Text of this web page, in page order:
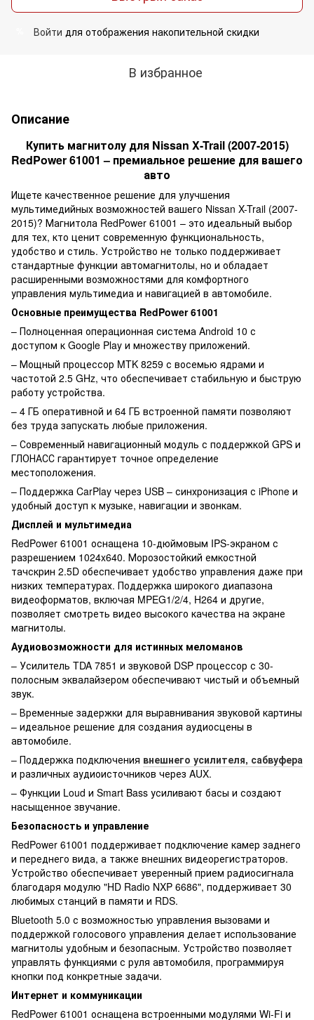
Войти для отображения накопительной скидки
В избранное
Описание
Купить магнитолу для Nissan X-Trail (2007-2015)
RedPower 61001 – премиальное решение для вашего
авто
Ищете качественное решение для улучшения
мультимедийных возможностей вашего Nissan X-Trail (2007-
2015)? Магнитола RedPower 61001 – это идеальный выбор
для тех, кто ценит современную функциональность,
удобство и стиль. Устройство не только поддерживает
стандартные функции автомагнитолы, но и обладает
расширенными возможностями для комфортного
управления мультимедиа и навигацией в автомобиле.
Основные преимущества RedPower 61001
– Полноценная операционная система Android 10 с
доступом к Google Play и множеству приложений.
– Мощный процессор MTK 8259 с восемью ядрами и
частотой 2.5 GHz, что обеспечивает стабильную и быструю
работу устройства.
– 4 ГБ оперативной и 64 ГБ встроенной памяти позволяют
без труда запускать любые приложения.
– Современный навигационный модуль с поддержкой GPS и
ГЛОНАСС гарантирует точное определение
местоположения.
– Поддержка CarPlay через USB – синхронизация с iPhone и
удобный доступ к музыке, навигации и звонкам.
Дисплей и мультимедиа
RedPower 61001 оснащена 10-дюймовым IPS-экраном с
разрешением 1024x640. Морозостойкий емкостной
тачскрин 2.5D обеспечивает удобство управления даже при
низких температурах. Поддержка широкого диапазона
видеоформатов, включая MPEG1/2/4, H264 и другие,
позволяет смотреть видео высокого качества на экране
магнитолы.
Аудиовозможности для истинных меломанов
– Усилитель TDA 7851 и звуковой DSP процессор с 30-
полосным эквалайзером обеспечивают чистый и объемный
звук.
– Временные задержки для выравнивания звуковой картины
– идеальное решение для создания аудиосцены в
автомобиле.
– Поддержка подключения внешнего усилителя, сабвуфера
и различных аудиоисточников через AUX.
– Функции Loud и Smart Bass усиливают басы и создают
насыщенное звучание.
Безопасность и управление
RedPower 61001 поддерживает подключение камер заднего
и переднего вида, а также внешних видеорегистраторов.
Устройство обеспечивает уверенный прием радиосигнала
благодаря модулю "HD Radio NXP 6686", поддерживает 30
любимых станций в памяти и RDS.
Bluetooth 5.0 с возможностью управления вызовами и
поддержкой голосового управления делает использование
магнитолы удобным и безопасным. Устройство позволяет
управлять функциями с руля автомобиля, программируя
кнопки под конкретные задачи.
Интернет и коммуникации
RedPower 61001 оснащена встроенными модулями Wi-Fi и